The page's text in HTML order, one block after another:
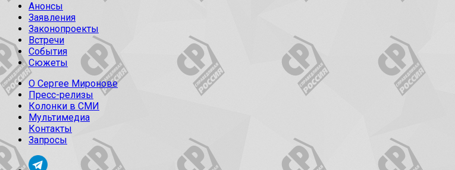
Анонсы
Заявления
Законопроекты
Встречи
События
Сюжеты
О Сергее Миронове
Пресс-релизы
Колонки в СМИ
Мультимедиа
Контакты
Запросы